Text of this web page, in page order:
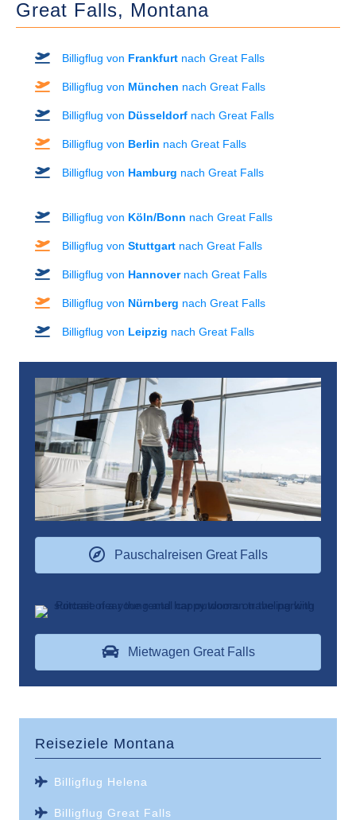
Great Falls, Montana
Billigflug von Frankfurt nach Great Falls
Billigflug von München nach Great Falls
Billigflug von Düsseldorf nach Great Falls
Billigflug von Berlin nach Great Falls
Billigflug von Hamburg nach Great Falls
Billigflug von Köln/Bonn nach Great Falls
Billigflug von Stuttgart nach Great Falls
Billigflug von Hannovernach Great Falls
Billigflug von Nürnberg nach Great Falls
Billigflug von Leipzig nach Great Falls
Pauschalreisen Great Falls
Mietwagen Great Falls
Reiseziele Montana
Billigflug Helena
Billigflug Great Falls